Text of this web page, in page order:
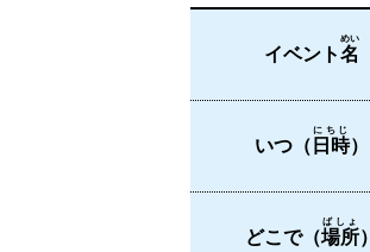
イベント名
めい
いつ（ 日時
にちじ
）
どこで（場所
ばしょ
）